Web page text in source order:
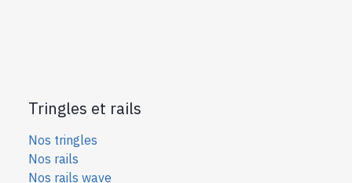
Tringles et rails
Nos tringles
Nos rails
Nos rails wave